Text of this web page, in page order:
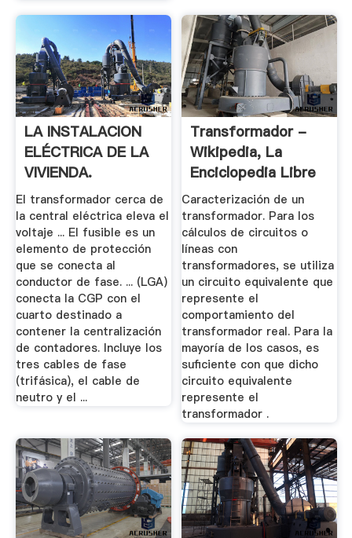
LA INSTALACION
ELÉCTRICA DE LA
VIVIENDA.
El transformador cerca de
la central eléctrica eleva el
voltaje ... El fusible es un
elemento de protección
que se conecta al
conductor de fase. ... (LGA)
conecta la CGP con el
cuarto destinado a
contener la centralización
de contadores. Incluye los
tres cables de fase
(trifásica), el cable de
neutro y el ...
Transformador -
Wikipedia, La
Enciclopedia Libre
Caracterización de un
transformador. Para los
cálculos de circuitos o
líneas con
transformadores, se utiliza
un circuito equivalente que
represente el
comportamiento del
transformador real. Para la
mayoría de los casos, es
suficiente con que dicho
circuito equivalente
represente el
transformador .